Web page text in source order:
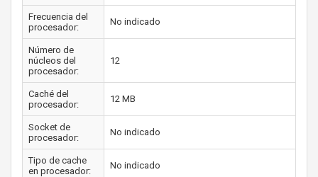
Frecuencia del
procesador:
No indicado
Número de
núcleos del
procesador:
12
Caché del
procesador:
12 MB
Socket de
procesador:
No indicado
Tipo de cache
en procesador:
No indicado